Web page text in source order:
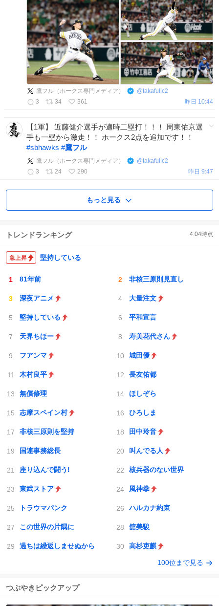
鷹フル（ホークス専門メディア） @takafullc2
3
34 361 昨日 10:44
【1軍】 近藤健介選手が適時二塁打！！！ 周東佑京選
手も一塁から激走！！ ホークス2点を追加です！！
#sbhawks #鷹フル
鷹フル（ホークス専門メディア） @takafullc2
3
24 290 昨日 9:47
もっと見る
トレンドランキング 4:04時点
堅持している
81年前 非核三原則見直し
深夜アニメ 大量注文
堅持している 平和宣言
天界ちほー 寿美花代さん
フアンマ 城田優
木村良平 長友佑都
無償修理 ほしぞら
志摩スペイン村 ひろしま
非核三原則を堅持 田中玲音
国連事務総長 叫んでる人
座り込んで闘う! 核兵器のない世界
東武ストア 風神拳
トラウマパンク ハルカナ約束
この世界の片隅に 舘美駿
過ちは繰返しませぬから 高杉吏麒
100位まで見る
つぶやきピックアップ